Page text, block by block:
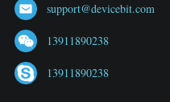
support@devicebit.com
13911890238
13911890238